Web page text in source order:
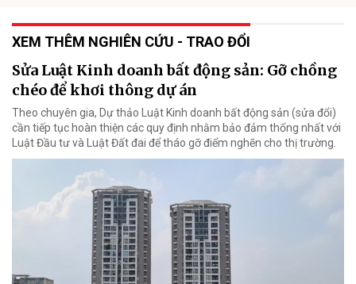
XEM THÊM NGHIÊN CỨU - TRAO ĐỔI
Sửa Luật Kinh doanh bất động sản: Gỡ chồng
chéo để khơi thông dự án
Theo chuyên gia, Dự thảo Luật Kinh doanh bất động sản (sửa đổi)
cần tiếp tục hoàn thiện các quy định nhằm bảo đảm thống nhất với
Luật Đầu tư và Luật Đất đai để tháo gỡ điểm nghẽn cho thị trường.